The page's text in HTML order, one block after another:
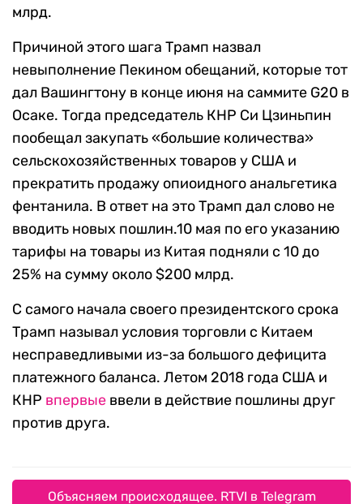
млрд.
Причиной этого шага Трамп назвал
невыполнение Пекином обещаний, которые тот
дал Вашингтону в конце июня на саммите G20 в
Осаке. Тогда председатель КНР Си Цзиньпин
пообещал закупать «большие количества»
сельскохозяйственных товаров у США и
прекратить продажу опиоидного анальгетика
фентанила. В ответ на это Трамп дал слово не
вводить новых пошлин.10 мая по его указанию
тарифы на товары из Китая подняли с 10 до
25% на сумму около $200 млрд.
С самого начала своего президентского срока
Трамп называл условия торговли с Китаем
несправедливыми из-за большого дефицита
платежного баланса. Летом 2018 года США и
КНР впервые ввели в действие пошлины друг
против друга.
Объясняем происходящее. RTVI в Telegram